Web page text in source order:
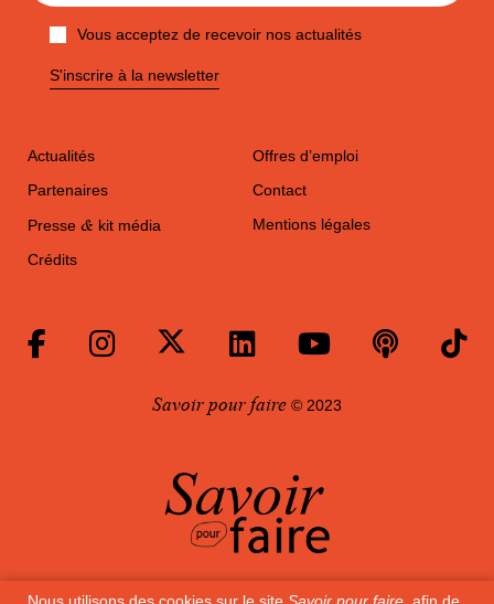
Nous utilisons des cookies sur le site Savoir pour faire , afin de
Vous acceptez de recevoir nos actualités
S'inscrire à la newsletter
Actualités
Offres d’emploi
Partenaires
Contact
Presse & kit média
Mentions légales
Crédits
Savoir pour faire © 2023